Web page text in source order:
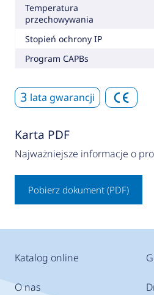
Temperatura
przechowywania
Stopień ochrony IP
Program CAPBs
3 lata gwarancji
Karta PDF
Najważniejsze informacje o
Pobierz dokument (PDF)
Katalog online
O nas